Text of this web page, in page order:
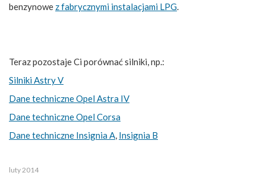
benzynowe z fabrycznymi instalacjami LPG.
Teraz pozostaje Ci porównać silniki, np.:
Silniki Astry V
Dane techniczne Opel Astra IV
Dane techniczne Opel Corsa
Dane techniczne Insignia A, Insignia B
luty 2014